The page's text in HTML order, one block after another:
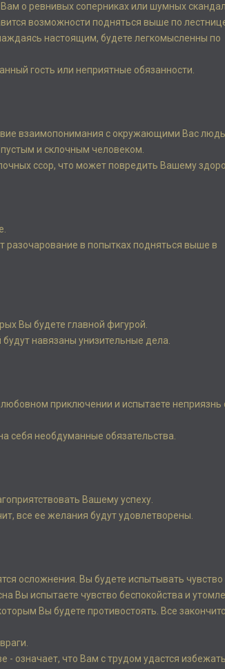
о ревнивых соперниках или шумных
возможности подняться выше по
настоящим, будете легкомысленны по
гость или неприятные обязанности.
взаимопонимания с окружающими Вас
и склочным человеком.
ссор, что может повредить Вашему
в попытках подняться выше в
Вы будете главной фигурой.
навязаны унизительные дела.
приключении и испытаете неприязнь
себя необдуманные обязательства.
Вашему успеху.
все ее желания будут удовлетворены.
осложнения. Вы будете испытывать чувство
Вы испытаете чувство беспокойства и
Вы будете противостоять. Все
- означает, что Вам с трудом удастся